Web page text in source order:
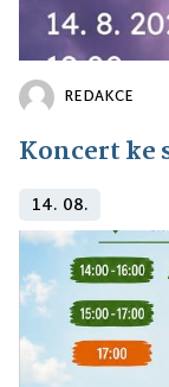
REDAKCE
Koncert ke
14. 08.